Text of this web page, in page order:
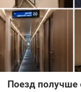
Поезд получше